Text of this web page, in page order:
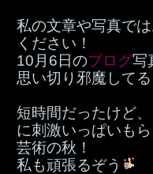
私の文章や写真で
ください！
10月6日のブログ写
思い切り邪魔して
短時間だったけど
に刺激いっぱいも
芸術の秋！
私も頑張るぞう